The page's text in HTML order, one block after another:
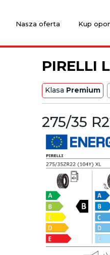
Nasza oferta Kup
PIRELLI
Klasa Premium
275/35